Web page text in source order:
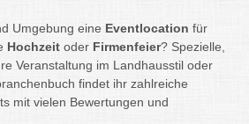
Umgebung eine Eventlocation für
Hochzeit oder Firmenfeier? Spezielle,
Veranstaltung im Landhausstil oder
findet ihr zahlreiche
mit vielen Bewertungen und